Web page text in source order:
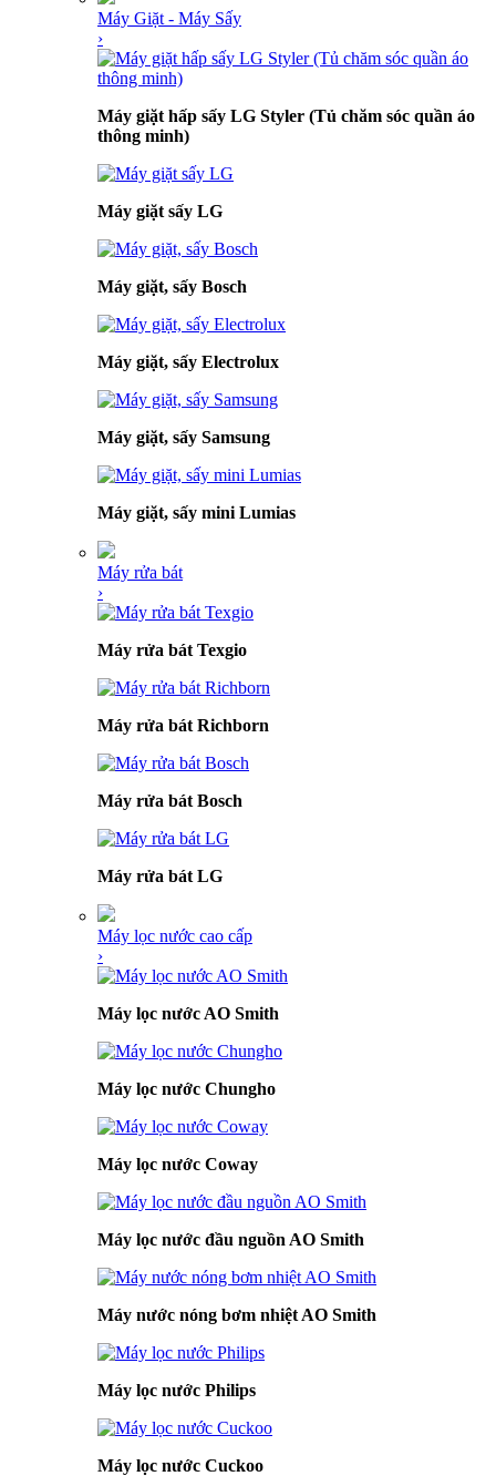
Máy Giặt - Máy Sấy
›
Máy giặt hấp sấy LG Styler (Tủ chăm sóc quần áo
thông minh)
Máy giặt sấy LG
Máy giặt, sấy Bosch
Máy giặt, sấy Electrolux
Máy giặt, sấy Samsung
Máy giặt, sấy mini Lumias
Máy rửa bát
›
Máy rửa bát Texgio
Máy rửa bát Richborn
Máy rửa bát Bosch
Máy rửa bát LG
Máy lọc nước cao cấp
›
Máy lọc nước AO Smith
Máy lọc nước Chungho
Máy lọc nước Coway
Máy lọc nước đầu nguồn AO Smith
Máy nước nóng bơm nhiệt AO Smith
Máy lọc nước Philips
Máy lọc nước Cuckoo